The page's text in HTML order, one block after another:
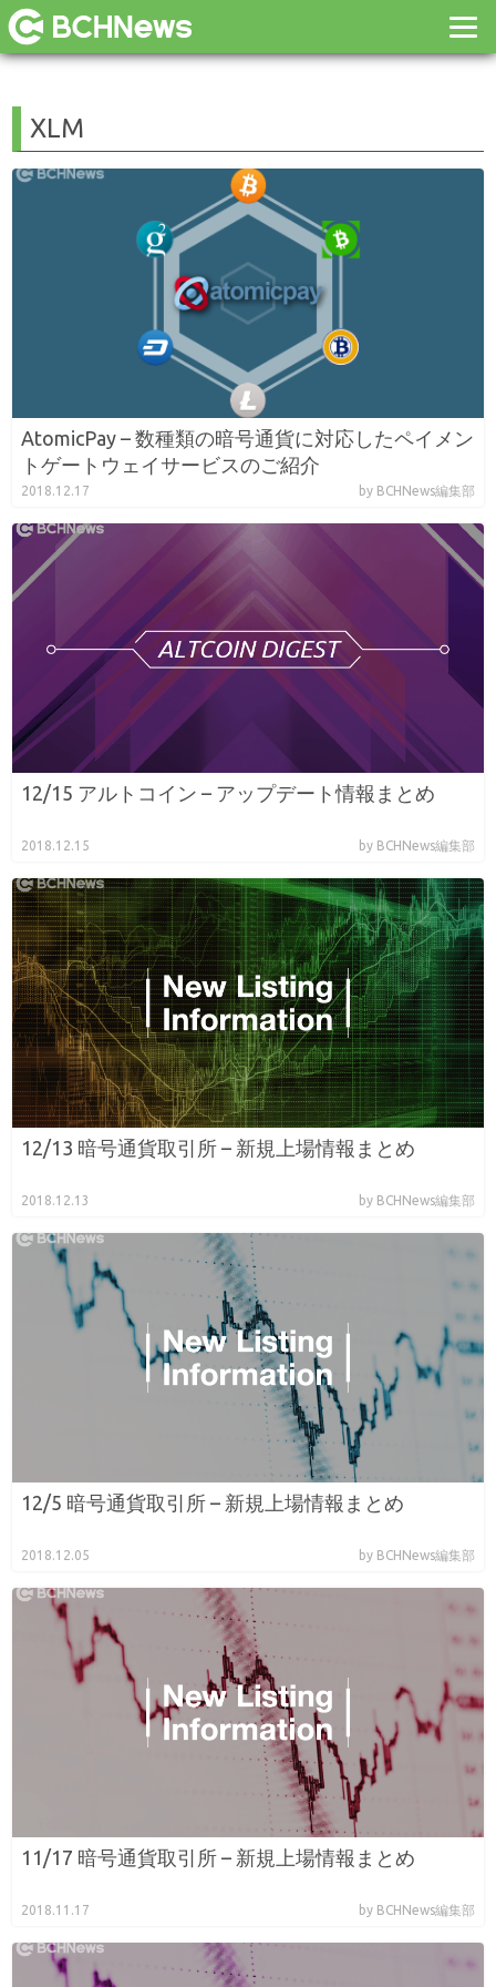
XLM
AtomicPay – 数種類の暗号通貨に対応したペイメン
トゲートウェイサービスのご紹介
2018.12.17 by BCHNews編集部
12/15 アルトコイン – アップデート情報まとめ
2018.12.15 by BCHNews編集部
12/13 暗号通貨取引所 – 新規上場情報まとめ
2018.12.13 by BCHNews編集部
12/5 暗号通貨取引所 – 新規上場情報まとめ
2018.12.05 by BCHNews編集部
11/17 暗号通貨取引所 – 新規上場情報まとめ
2018.11.17 by BCHNews編集部